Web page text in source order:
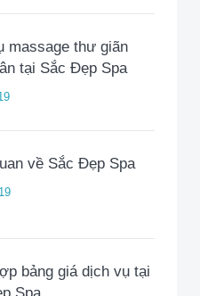
massage thư giãn
tại Sắc Đẹp Spa
về Sắc Đẹp Spa
bảng giá dịch vụ tại